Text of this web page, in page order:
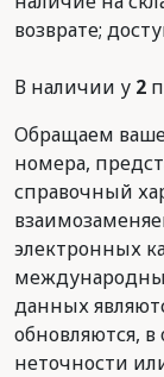
возврате;
В наличии у 2
Обращаем
номера,
справочный
электронных
данных
обновляются,
неточности